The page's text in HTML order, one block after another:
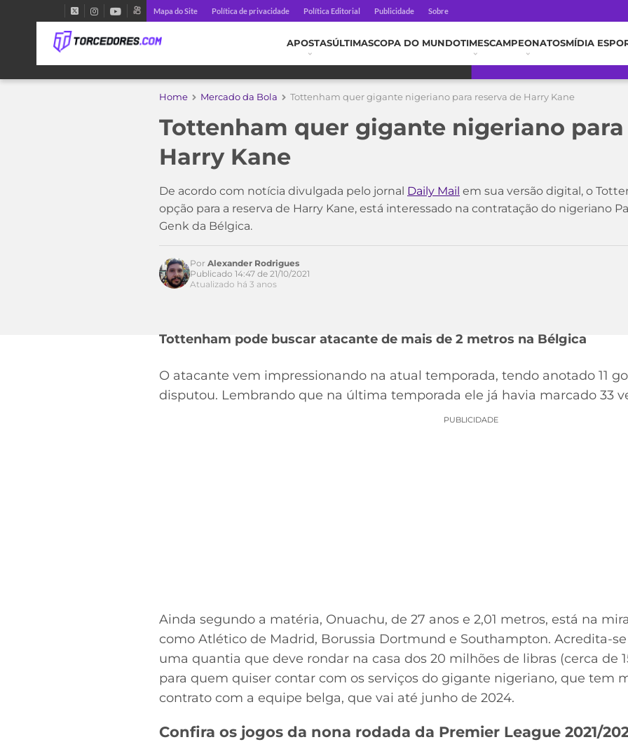
Mapa do Site Política de privacidade Política Editorial Publicidade Sobre
APOSTASÚLTIMASCOPA DO MUNDOTIMESCAMPEONATOSMÍDIA
Home Mercado da Bola Tottenham quer gigante nigeriano para reserva de Harry Kane
Tottenham quer gigante nigeriano para
Harry Kane
De acordo com notícia divulgada pelo jornal Daily Mail em sua versão digital, o
opção para a reserva de Harry Kane, está interessado na contratação do nigeriano
Genk da Bélgica.
Acesse o perfil do autor
Por Alexander Rodrigues
Publicado 14:47 de 21/10/2021
Atualizado há 3 anos
Tottenham pode buscar atacante de mais de 2 metros na Bélgica
O atacante vem impressionando na atual temporada, tendo anotado 11
disputou. Lembrando que na última temporada ele já havia marcado 33
PUBLICIDADE
Ainda segundo a matéria, Onuachu, de 27 anos e 2,01 metros, está na
como Atlético de Madrid, Borussia Dortmund e Southampton. Acredita-
uma quantia que deve rondar na casa dos 20 milhões de libras (cerca de
para quem quiser contar com os serviços do gigante nigeriano, que tem
contrato com a equipe belga, que vai até junho de 2024.
Confira os jogos da nona rodada da Premier League 2021/